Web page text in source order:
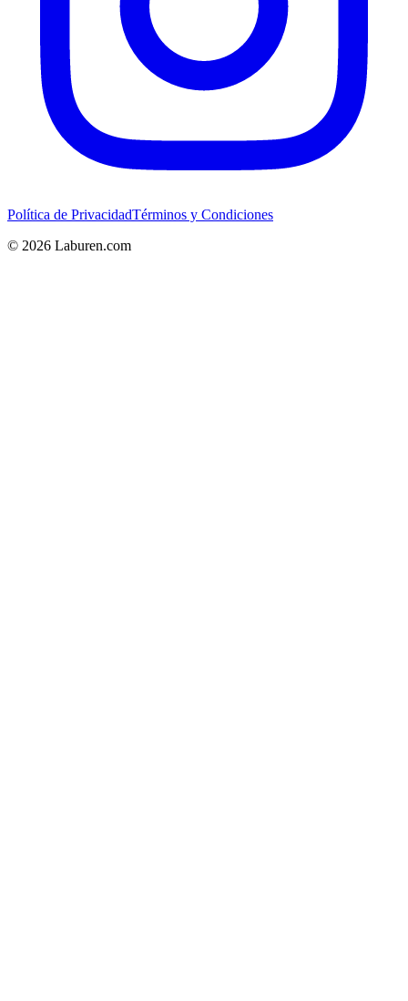
Política de PrivacidadTérminos y Condiciones
© 2026 Laburen.com